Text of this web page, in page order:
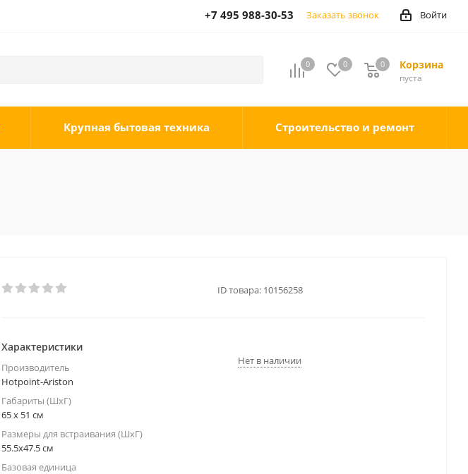
Войти
+7 495 988-30-53 Заказать звонок
0 0 Корзина
0
пуста
0
Крупная бытовая техника Строительство и ремонт
ID товара: 10156258
Характеристики
Производитель
Hotpoint-Ariston
Габариты (ШхГ)
65 x 51 см
Размеры для встраивания (ШхГ)
55.5x47.5 см
Базовая единица
Нет в наличии